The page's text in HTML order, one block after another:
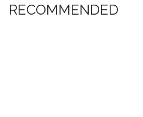
RECOMMENDED